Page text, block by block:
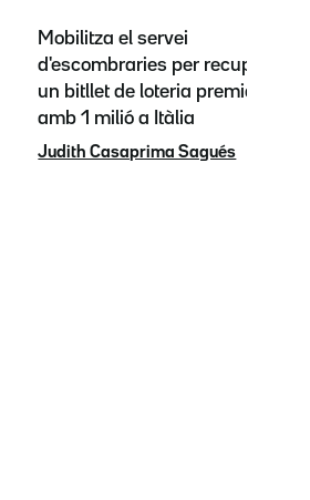
Mobilitza el servei
d'escombraries per recuperar
un bitllet de loteria premiat
amb 1 milió a Itàlia
Judith Casaprima Sagués